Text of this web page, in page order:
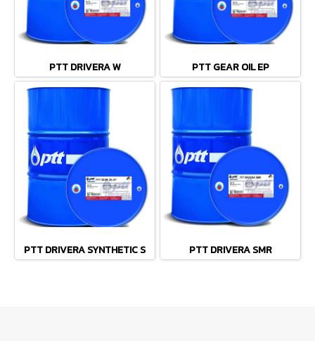
PTT DRIVERA W PTT GEAR OIL EP
PTT DRIVERA SYNTHETIC S PTT DRIVERA SMR